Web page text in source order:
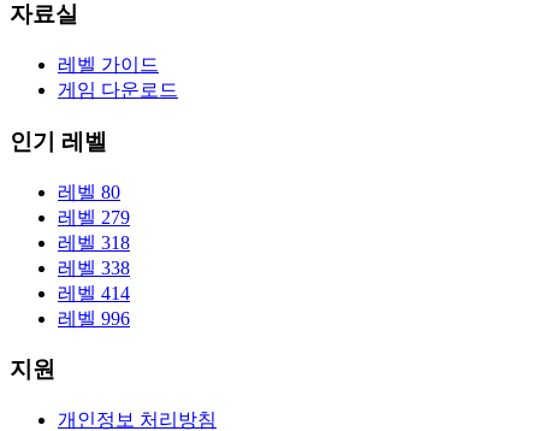
자료실
레벨 가이드
게임 다운로드
인기 레벨
레벨 80
레벨 279
레벨 318
레벨 338
레벨 414
레벨 996
지원
개인정보 처리방침